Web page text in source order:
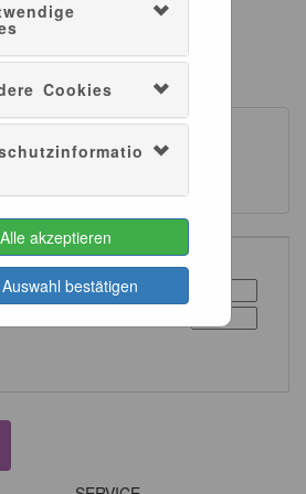
Cookies
Alle akzeptieren
bestätigen
Stückpreis
22,00 €